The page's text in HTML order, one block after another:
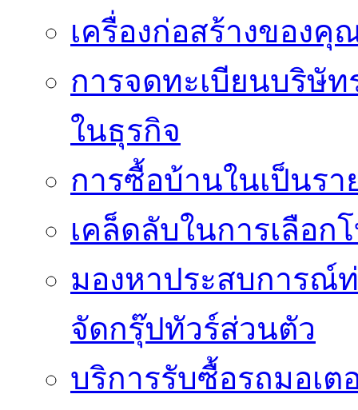
เครื่องก่อสร้างของ
การจดทะเบียนบริษั
ในธุรกิจ
การซื้อบ้านในเป็นร
เคล็ดลับในการเลือก
มองหาประสบการณ์
จัดกรุ๊ปทัวร์ส่วนตัว
บริการรับซื้อรถมอเ